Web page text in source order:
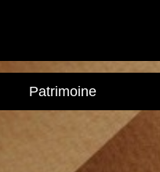
Patrimoine